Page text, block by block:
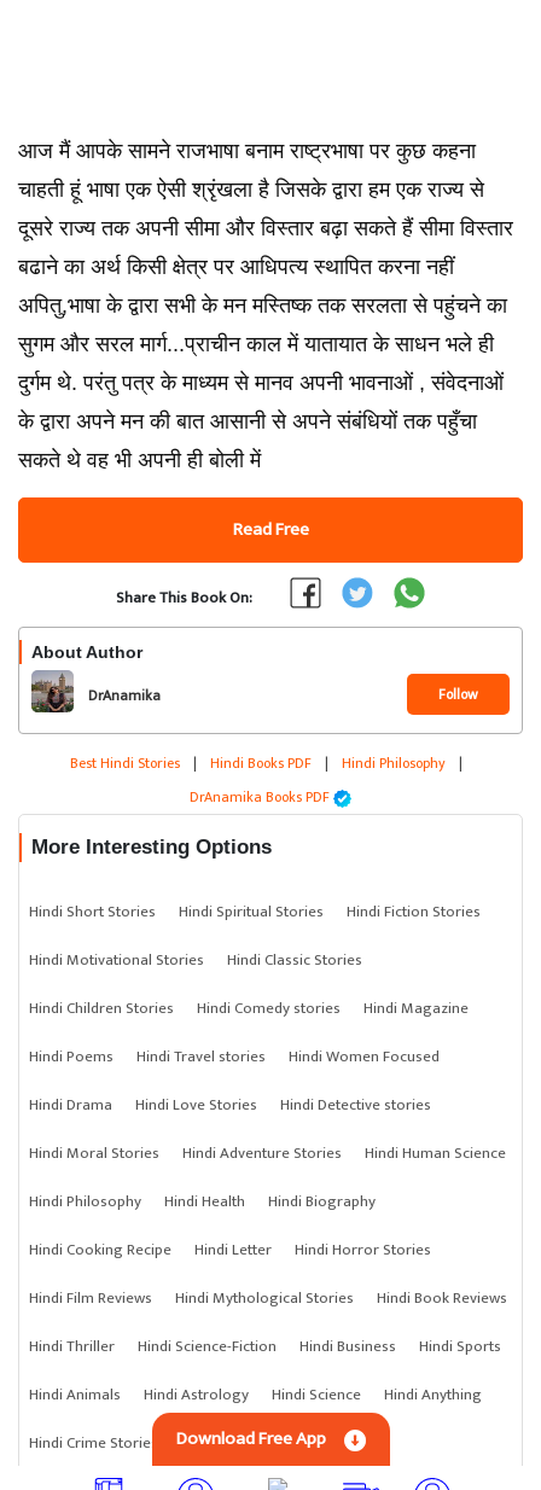
आज मैं आपके सामने राजभाषा बनाम राष्ट्रभाषा पर कुछ कहना
चाहती हूं भाषा एक ऐसी श्रृंखला है जिसके द्वारा हम एक राज्य से
दूसरे राज्य तक अपनी सीमा और विस्तार बढ़ा सकते हैं सीमा विस्तार
बढाने का अर्थ किसी क्षेत्र पर आधिपत्य स्थापित करना नहीं
अपितु,भाषा के द्वारा सभी के मन मस्तिष्क तक सरलता से पहुंचने का
सुगम और सरल मार्ग...प्राचीन काल में यातायात के साधन भले ही
दुर्गम थे. परंतु पत्र के माध्यम से मानव अपनी भावनाओं , संवेदनाओं
के द्वारा अपने मन की बात आसानी से अपने संबंधियों तक पहुँचा
सकते थे वह भी अपनी ही बोली में
Read Free
Share This Book On:
About Author
DrAnamika Follow
Best Hindi Stories | Hindi Books PDF | Hindi Philosophy |
DrAnamika Books PDF
More Interesting Options
Hindi Short Stories Hindi Spiritual Stories
Hindi Fiction Stories
Hindi Motivational Stories
Hindi Classic Stories
Hindi Children Stories
Hindi Comedy stories
Hindi Magazine
Hindi Poems
Hindi Travel stories
Hindi Women Focused
Hindi Drama
Hindi Love Stories
Hindi Detective stories
Hindi Moral Stories
Hindi Adventure Stories
Hindi Human Science
Hindi Philosophy
Hindi Health
Hindi Biography
Hindi Cooking Recipe
Hindi Letter
Hindi Horror Stories
Hindi Film Reviews
Hindi Mythological Stories
Hindi Book Reviews
Hindi Thriller
Hindi Science-Fiction Hindi Business
Hindi Sports
Hindi Animals
Hindi Astrology Hindi Science
Hindi Anything
Hindi Crime Stories
Download Free App